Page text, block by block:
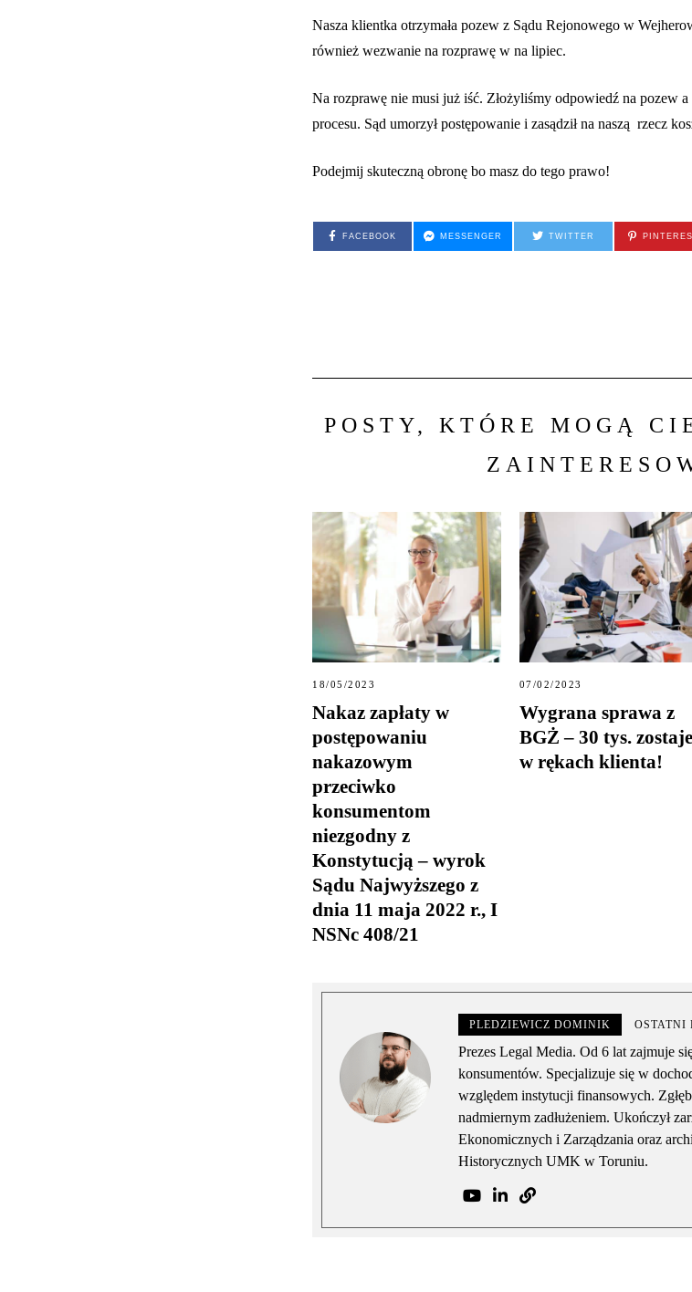
Nasza klientka otrzymała pozew z Sądu Rejonowego w
również wezwanie na rozprawę w na lipiec.
Na rozprawę nie musi już iść. Złożyliśmy odpowiedź na pozew
procesu. Sąd umorzył postępowanie i zasądził na naszą rzecz
Podejmij skuteczną obronę bo masz do tego prawo!
FACEBOOK MESSENGER TWITTER
POSTY, KTÓRE MOGĄ
18/05/2023
Nakaz zapłaty w
postępowaniu
nakazowym
przeciwko
konsumentom
niezgodny z
Konstytucją – wyrok
Sądu Najwyższego z
dnia 11 maja 2022 r., I
NSNc 408/21
07/02/2023
Wygrana sprawa z
BGŻ – 30 tys. zostaje
w rękach klienta!
PLEDZIEWICZ DOMINIK OSTATNI
Prezes Legal Media. Od 6 lat zajmuje
konsumentów. Specjalizuje się w
względem instytucji finansowych.
nadmiernym zadłużeniem. Ukończył
Ekonomicznych i Zarządzania oraz
Historycznych UMK w Toruniu.